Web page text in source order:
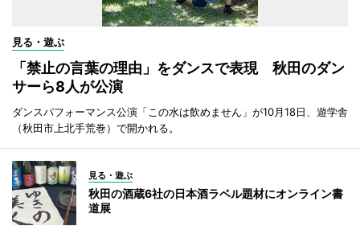
見る・遊ぶ
「禁止の言葉の理由」をダンスで表現 秋田のダン
サーら8人が公演
ダンスパフォーマンス公演「この水は飲めません」が10月18日、遊学舎
（秋田市上北手荒巻）で開かれる。
見る・遊ぶ
秋田の酒蔵6社の日本酒ラベル題材にオンライン書
道展